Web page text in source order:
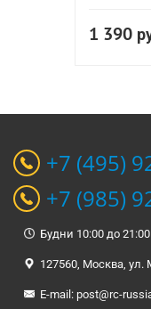
1 390
+7 (495)
+7 (985)
Будни 10:00 до 21:00
127560, Москва,
E-mail: post@rc-